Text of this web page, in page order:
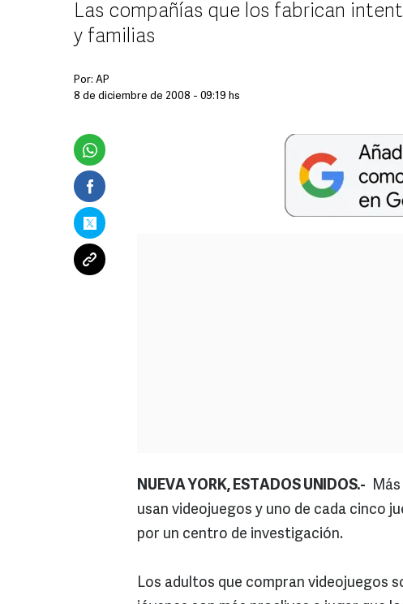
Las compañías que los fabrican
y familias
Por: AP
8 de diciembre de 2008 - 09:19 hs
NUEVA YORK, ESTADOS UNIDOS.-
usan videojuegos y uno de cada cinco
por un centro de investigación.
Los adultos que compran videojuegos